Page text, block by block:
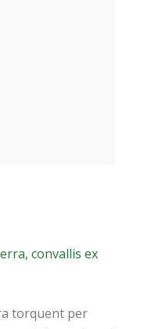
convallis ex
torquent per